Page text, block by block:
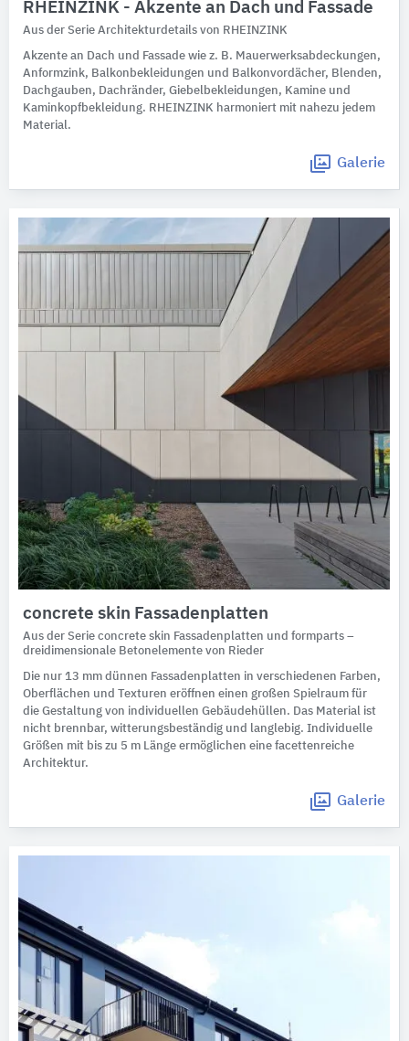
RHEINZINK - Akzente an Dach und Fassade
Aus der Serie Architekturdetails von RHEINZINK
Akzente an Dach und Fassade wie z. B. Mauerwerksabdeckungen,
Anformzink, Balkonbekleidungen und Balkonvordächer, Blenden,
Dachgauben, Dachränder, Giebelbekleidungen, Kamine und
Kaminkopfbekleidung. RHEINZINK harmoniert mit nahezu jedem
Material.
Galerie
concrete skin Fassadenplatten
Aus der Serie concrete skin Fassadenplatten und formparts –
dreidimensionale Betonelemente von Rieder
Die nur 13 mm dünnen Fassadenplatten in verschiedenen Farben,
Oberflächen und Texturen eröffnen einen großen Spielraum für
die Gestaltung von individuellen Gebäudehüllen. Das Material ist
nicht brennbar, witterungsbeständig und langlebig. Individuelle
Größen mit bis zu 5 m Länge ermöglichen eine facettenreiche
Architektur.
Galerie